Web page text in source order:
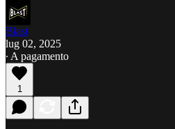
Blast
lug 02, 2025
∙ A pagamento
1